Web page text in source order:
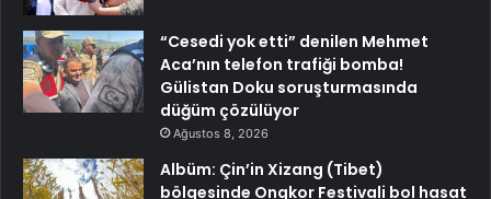
“Cesedi yok etti” denilen Mehmet
Aca’nın telefon trafiği bomba!
Gülistan Doku soruşturmasında
düğüm çözülüyor
Ağustos 8, 2026
Albüm: Çin’in Xizang (Tibet)
bölgesinde Ongkor Festivali bol hasat